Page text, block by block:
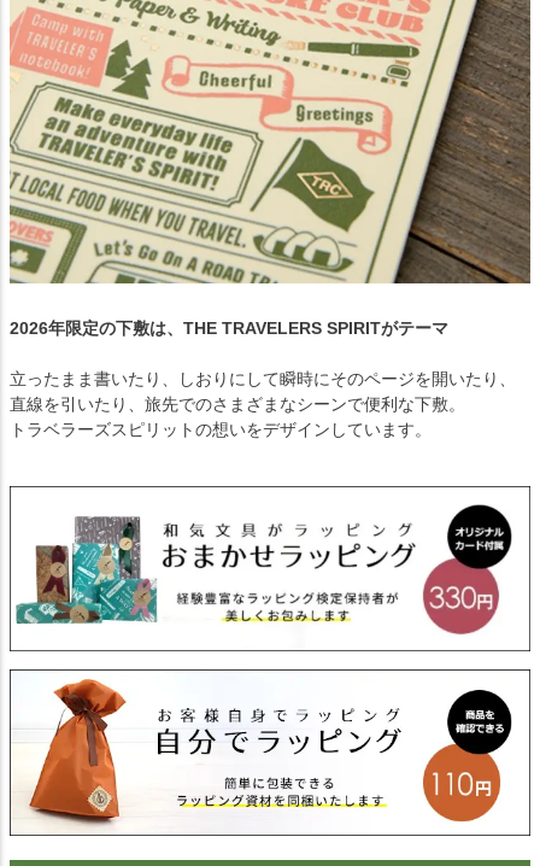
2026年限定の下敷は、THE TRAVELERS SPIRITがテーマ
立ったまま書いたり、しおりにして瞬時にそのページを開いたり、
直線を引いたり、旅先でのさまざまなシーンで便利な下敷。
トラベラーズスピリットの想いをデザインしています。